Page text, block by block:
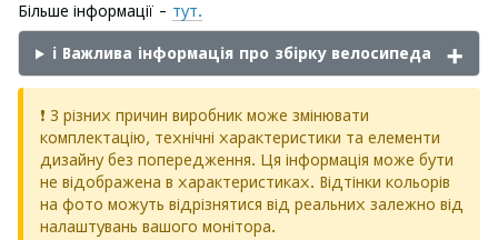
Більше інформації - тут.
ℹ️ Важлива інформація про збірку велосипеда
❗ З різних причин виробник може змінювати
комплектацію, технічні характеристики та елементи
дизайну без попередження. Ця інформація може бути
не відображена в характеристиках. Відтінки кольорів
на фото можуть відрізнятися від реальних залежно від
налаштувань вашого монітора.